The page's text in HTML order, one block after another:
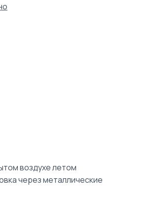
воздухе летом
через металлические